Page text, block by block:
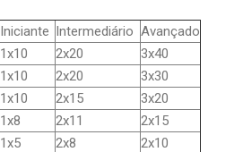
Iniciante Intermediário Avançado
1x10 2x20
3x40
1x10 2x20
3x30
1x10 2x15
3x20
1x8 2x11
2x15
1x5 2x8 2x10